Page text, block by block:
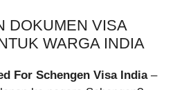
DOKUMEN VISA
WARGA INDIA
For Schengen Visa India–